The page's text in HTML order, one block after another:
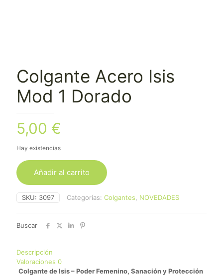
Colgante Acero Isis
Mod 1 Dorado
5,00 €
Hay existencias
Añadir al carrito
SKU: 3097 Categorías: Colgantes, NOVEDADES
Buscar
Descripción
Valoraciones 0
Colgante de Isis – Poder Femenino, Sanación y Protección